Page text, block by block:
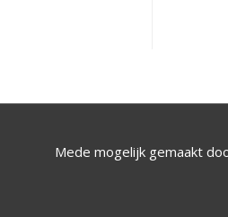
Mede mogelijk gemaakt